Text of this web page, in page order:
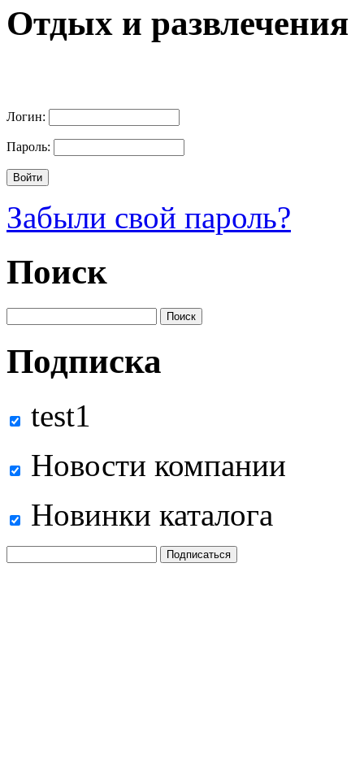
Отдых и развлечения
Логин:
Пароль:
Забыли свой пароль?
Поиск
Подписка
test1
Новости компании
Новинки каталога